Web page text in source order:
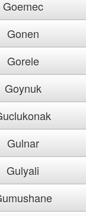
Goemec
Gonen
Gorele
Goynuk
Gulnar
Gulyali